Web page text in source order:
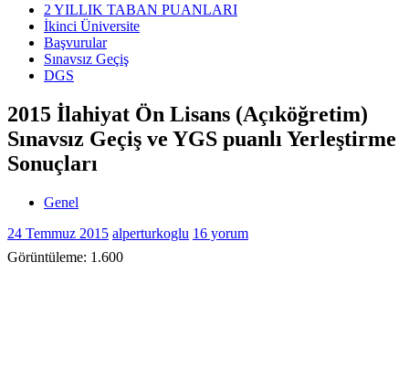
2 YILLIK TABAN PUANLARI
İkinci Üniversite
Başvurular
Sınavsız Geçiş
DGS
2015 İlahiyat Ön Lisans (Açıköğretim)
Sınavsız Geçiş ve YGS puanlı Yerleştirme
Sonuçları
Genel
24 Temmuz 2015 alperturkoglu 16 yorum
Görüntüleme: 1.600